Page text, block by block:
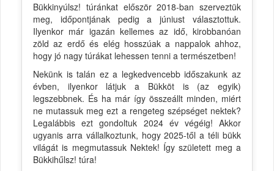
Bükkinyúlsz! túránkat először 2018-ban szerveztük
meg, időpontjának pedig a júniust választottuk.
Ilyenkor már igazán kellemes az idő, kirobbanóan
zöld az erdő és elég hosszúak a nappalok ahhoz,
hogy jó nagy túrákat lehessen tenni a természetben!
Nekünk is talán ez a legkedvencebb időszakunk az
évben, ilyenkor látjuk a Bükköt is (az egyik)
legszebbnek. És ha már így összeállt minden, miért
ne mutassuk meg ezt a rengeteg szépséget nektek?
Legalábbis ezt gondoltuk 2024 év végéig! Akkor
ugyanis arra vállalkoztunk, hogy 2025-től a téli bükk
világát is megmutassuk Nektek! Így született meg a
Bükkihűlsz! túra!